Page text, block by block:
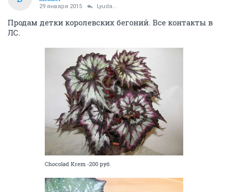
29 января 2015 Lyuda...
Продам детки королевских бегоний. Все контакты в
ЛС.
Chocolad Krem -200 руб.